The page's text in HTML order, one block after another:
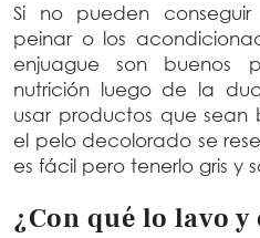
Si no pueden
peinar o los
enjuague son buenos
nutrición luego de la
usar productos que sean
el pelo decolorado se
es fácil pero tenerlo gris y
¿Con qué lo lavo